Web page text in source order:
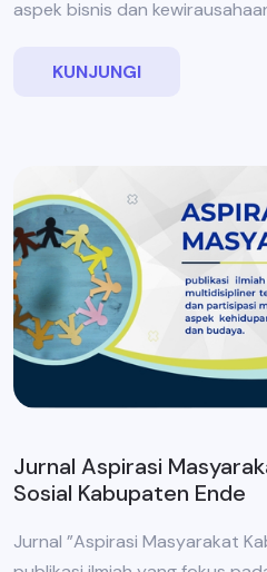
aspek bisnis dan
KUNJUNGI
Jurnal Aspirasi
Sosial Kabupaten Ende
Jurnal ”Aspirasi Masyarakat